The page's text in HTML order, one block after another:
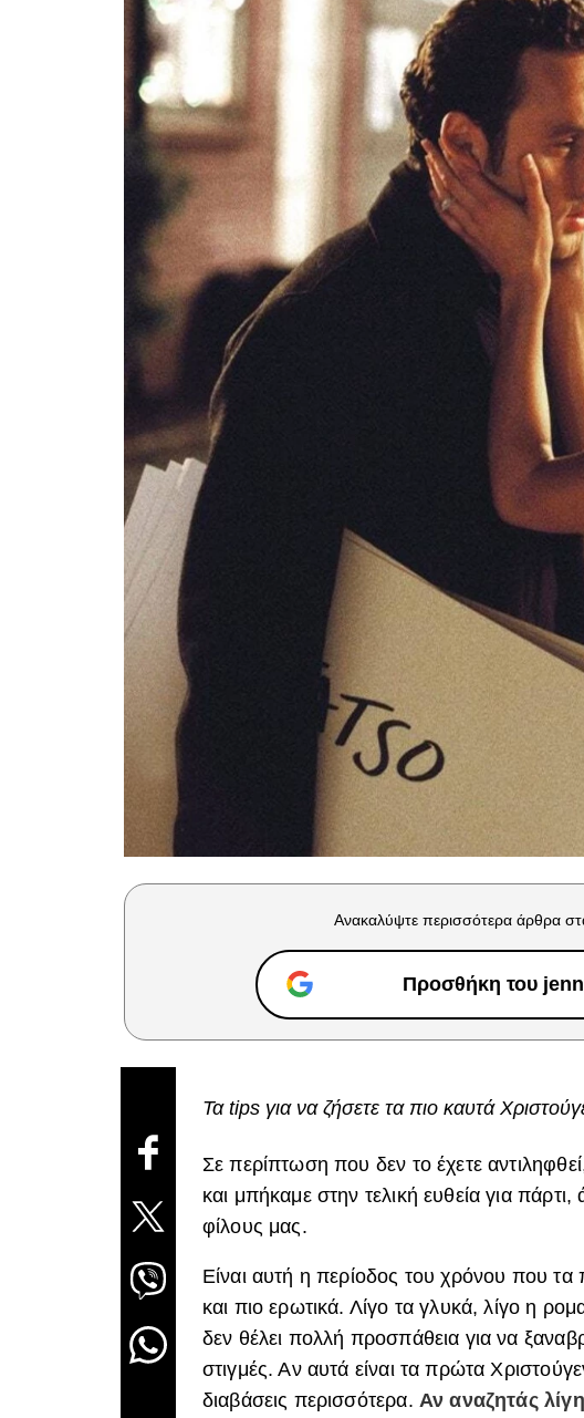
Ask the Guru
Success Stories
Αφιερώματα ΒΟΞ
Hautes Grecians Γάμος
Ανακαλύψτε περισσότερα άρθρα
Προσθήκη του
Τα tips για να ζήσετε τα πιο καυτά
Σε περίπτωση που δεν το έχετε
και μπήκαμε στην τελική ευθεία για
φίλους μας.
Είναι αυτή η περίοδος του χρόνου που τα
και πιο ερωτικά. Λίγο τα γλυκά, λίγο η
δεν θέλει πολλή προσπάθεια για να
στιγμές. Αν αυτά είναι τα πρώτα
διαβάσεις περισσότερα. Αν αναζητάς